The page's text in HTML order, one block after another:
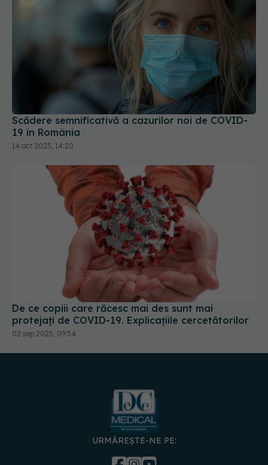
Scădere semnificativă a cazurilor noi de COVID-
19 în România
De ce copiii care răcesc mai des sunt mai
protejați de COVID-19. Explicațiile cercetătorilor
02 sep 2025, 09:54
URMĂREȘTE-NE PE:
DESCARCĂ APLICAȚIA